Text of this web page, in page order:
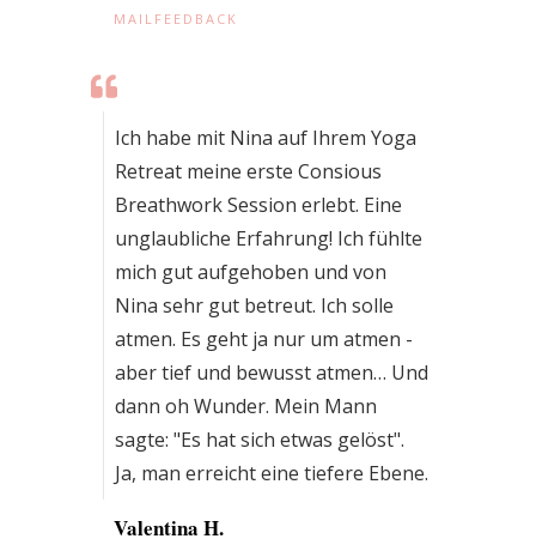
MAILFEEDBACK
Ich habe mit Nina auf Ihrem Yoga
Retreat meine erste Consious
Breathwork Session erlebt. Eine
unglaubliche Erfahrung! Ich fühlte
mich gut aufgehoben und von
Nina sehr gut betreut. Ich solle
atmen. Es geht ja nur um atmen -
aber tief und bewusst atmen… Und
dann oh Wunder. Mein Mann
sagte: "Es hat sich etwas gelöst".
Ja, man erreicht eine tiefere Ebene.
Valentina H.